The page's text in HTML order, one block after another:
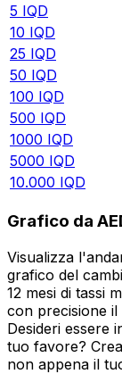
5 IQD
10 IQD
25 IQD
50 IQD
100 IQD
500 IQD
1000 IQD
5000 IQD
10.000 IQD
Grafico da
Visualizza
grafico del
12 mesi di tassi
con precisione
Desideri essere
tuo favore?
non appena il